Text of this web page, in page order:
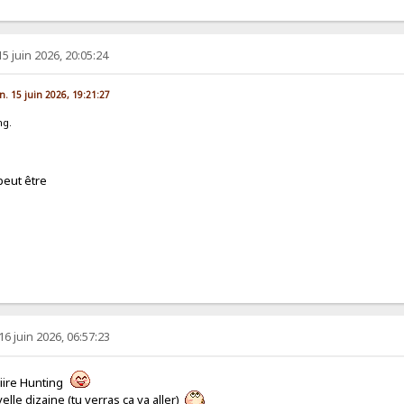
juin 2026, 20:05:24
15 juin 2026, 19:21:27
être
juin 2026, 06:57:23
Hunting
dizaine (tu verras ça va aller)